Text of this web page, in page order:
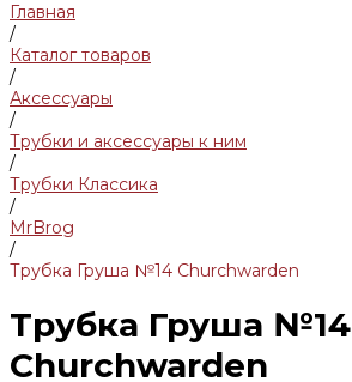
Главная
/
Каталог товаров
/
Аксессуары
/
Трубки и аксессуары к ним
/
Трубки Классика
/
MrBrog
/
Трубка Груша №14 Churchwarden
Трубка Груша №14
Churchwarden